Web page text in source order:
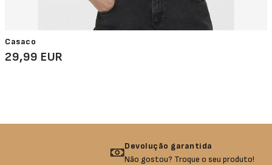
Casaco
29,99 EUR
Devolução garantida
Não gostou? Troque o seu produto!